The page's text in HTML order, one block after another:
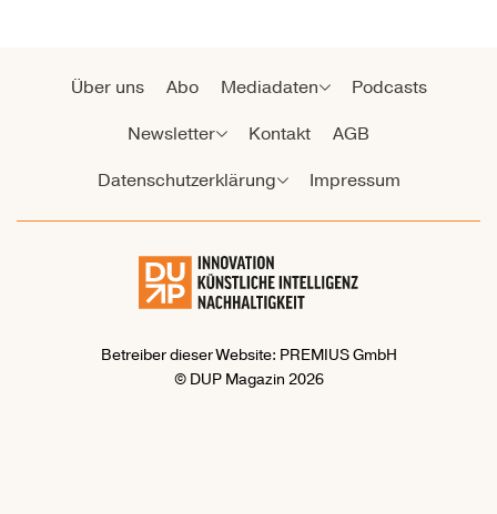
Über uns Abo Mediadaten
Podcasts
Newsletter
Kontakt
AGB
Datenschutzerklärung
Impressum
Betreiber dieser Website: PREMIUS GmbH
© DUP Magazin 2026